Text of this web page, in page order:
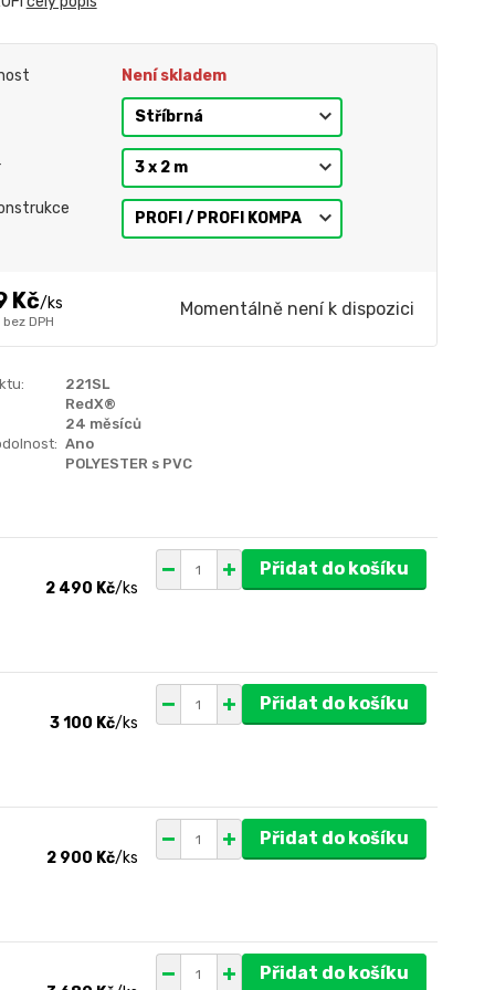
Není skladem
Kč/ks
bez DPH
Momentálně není k dispozici
221SL
RedX®
24 měsíců
Ano
POLYESTER s PVC
2 490 Kč/ks
Přidat do košíku
3 100 Kč/ks
Přidat do košíku
2 900 Kč/ks
Přidat do košíku
Přidat do košíku